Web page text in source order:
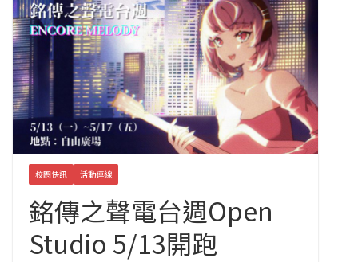
校園快訊 活動連線
銘傳之聲電台週Open
Studio 5/13開跑